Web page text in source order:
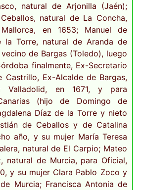
natural de Arjonilla (Jaén);
natural de La Concha,
en 1653; Manuel de
la Torre, natural de Aranda de
de Bargas (Toledo), luego
finalmente, Ex-Secretario
Castrillo, Ex-Alcalde de Bargas,
Valladolid, en 1671, y para
(hijo de Domingo de
Díaz de la Torre y nieto
de Ceballos y de Catalina
año, y su mujer María Teresa
natural de El Carpio; Mateo
natural de Murcia, para Oficial,
y su mujer Clara Pablo Zoco y
Murcia; Francisca Antonia de